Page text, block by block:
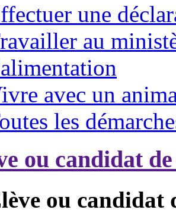
une
au
avec un
les
ou candidat
ou candidat